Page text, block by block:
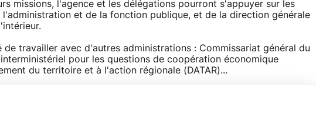
missions, l'agence et les délégations pourront s'appuyer sur les
et de la fonction publique, et de la direction générale
de travailler avec d'autres administrations : Commissariat général du
pour les questions de coopération économique
du territoire et à l'action régionale (DATAR)...